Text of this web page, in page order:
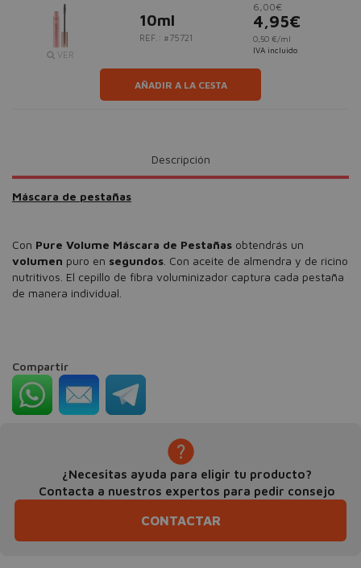
VER
10ml
REF.: #75721
6,00€
4,95€
0,50 €/ml
IVA incluido
AÑADIR A LA CESTA
Descripción
Máscara de pestañas
Con Pure Volume Máscara de Pestañas obtendrás un
volumen puro en segundos . Con aceite de almendra y de ricino
nutritivos. El cepillo de fibra voluminizador captura cada pestaña
de manera individual.
Compartir
¿Necesitas ayuda para eligir tu producto?
Contacta a nuestros expertos para pedir consejo
CONTACTAR